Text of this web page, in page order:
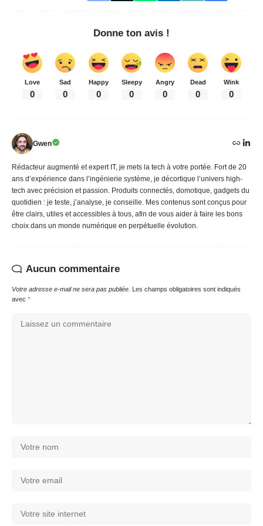
Donne ton avis !
Love
0
Sad
0
Happy
0
Sleepy
0
Angry
0
Dead
0
Wink
0
Gwen
Rédacteur augmenté et expert IT, je mets la tech à votre portée. Fort de 20
ans d’expérience dans l’ingénierie système, je décortique l’univers high-
tech avec précision et passion. Produits connectés, domotique, gadgets du
quotidien : je teste, j’analyse, je conseille. Mes contenus sont conçus pour
être clairs, utiles et accessibles à tous, afin de vous aider à faire les bons
choix dans un monde numérique en perpétuelle évolution.
Aucun commentaire
Votre adresse e-mail ne sera pas publiée.
Les champs obligatoires sont indiqués
avec *